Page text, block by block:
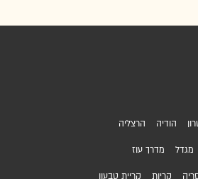
הודיה הרצליה
מגדל מדרך עוז
קריות קריית טבעון